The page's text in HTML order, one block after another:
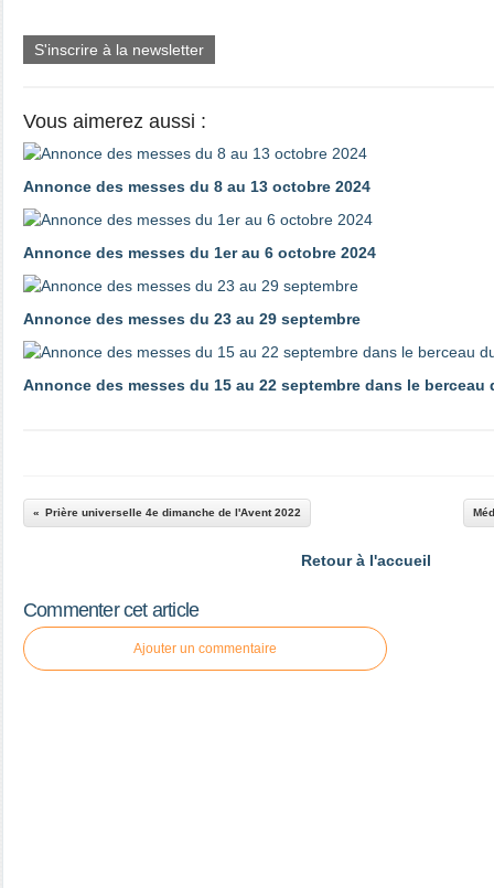
S'inscrire à la newsletter
Vous aimerez aussi :
Annonce des messes du 8 au 13 octobre 2024
Annonce des messes du 1er au 6 octobre 2024
Annonce des messes du 23 au 29 septembre
Annonce des messes du 15 au 22 septembre dans le berceau
Prière universelle 4e dimanche de l'Avent 2022
Retour à l'accueil
Commenter cet article
Ajouter un commentaire